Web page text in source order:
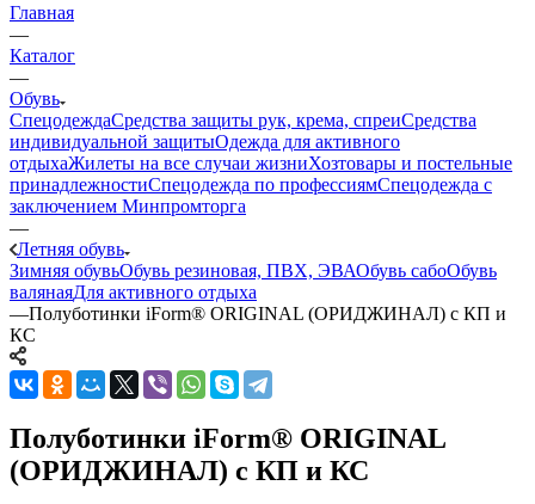
Главная
—
Каталог
—
Обувь
СпецодеждаСредства защиты рук, крема, спреиСредства
индивидуальной защитыОдежда для активного
отдыхаЖилеты на все случаи жизниХозтовары и постельные
принадлежностиСпецодежда по профессиямСпецодежда с
заключением Минпромторга
—
Летняя обувь
Зимняя обувьОбувь резиновая, ПВХ, ЭВАОбувь сабоОбувь
валянаяДля активного отдыха
—Полуботинки iForm® ORIGINAL (ОРИДЖИНАЛ) с КП и
КС
Полуботинки iForm® ORIGINAL
(ОРИДЖИНАЛ) с КП и КС